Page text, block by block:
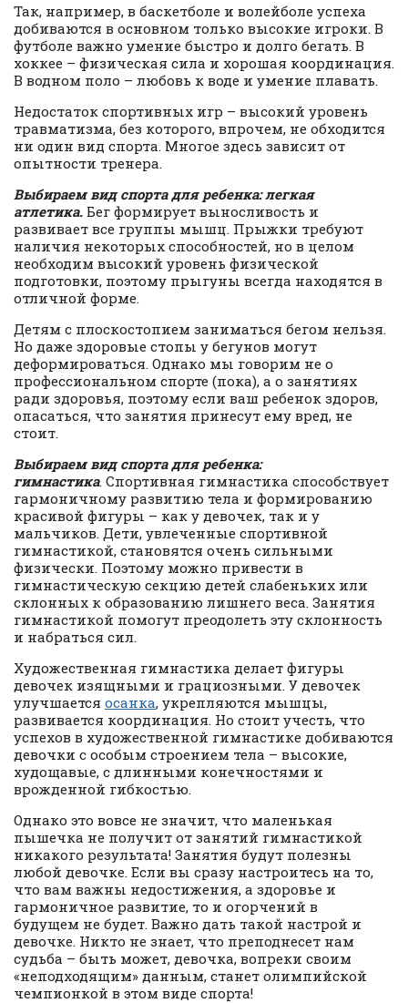
Так, например, в баскетболе и волейболе успеха
добиваются в основном только высокие игроки. В
футболе важно умение быстро и долго бегать. В
хоккее – физическая сила и хорошая координация.
В водном поло – любовь к воде и умение плавать.
Недостаток спортивных игр – высокий уровень
травматизма, без которого, впрочем, не обходится
ни один вид спорта. Многое здесь зависит от
опытности тренера.
Выбираем вид спорта для ребенка: легкая
атлетика. Бег формирует выносливость и
развивает все группы мышц. Прыжки требуют
наличия некоторых способностей, но в целом
необходим высокий уровень физической
подготовки, поэтому прыгуны всегда находятся в
отличной форме.
Детям с плоскостопием заниматься бегом нельзя.
Но даже здоровые стопы у бегунов могут
деформироваться. Однако мы говорим не о
профессиональном спорте (пока), а о занятиях
ради здоровья, поэтому если ваш ребенок здоров,
опасаться, что занятия принесут ему вред, не
стоит.
Выбираем вид спорта для ребенка:
гимнастика. Спортивная гимнастика способствует
гармоничному развитию тела и формированию
красивой фигуры – как у девочек, так и у
мальчиков. Дети, увлеченные спортивной
гимнастикой, становятся очень сильными
физически. Поэтому можно привести в
гимнастическую секцию детей слабеньких или
склонных к образованию лишнего веса. Занятия
гимнастикой помогут преодолеть эту склонность
и набраться сил.
Художественная гимнастика делает фигуры
девочек изящными и грациозными. У девочек
улучшается осанка, укрепляются мышцы,
развивается координация. Но стоит учесть, что
успехов в художественной гимнастике добиваются
девочки с особым строением тела – высокие,
худощавые, с длинными конечностями и
врожденной гибкостью.
Однако это вовсе не значит, что маленькая
пышечка не получит от занятий гимнастикой
никакого результата! Занятия будут полезны
любой девочке. Если вы сразу настроитесь на то,
что вам важны недостижения, а здоровье и
гармоничное развитие, то и огорчений в
будущем не будет. Важно дать такой настрой и
девочке. Никто не знает, что преподнесет нам
судьба – быть может, девочка, вопреки своим
«неподходящим» данным, станет олимпийской
чемпионкой в этом виде спорта!